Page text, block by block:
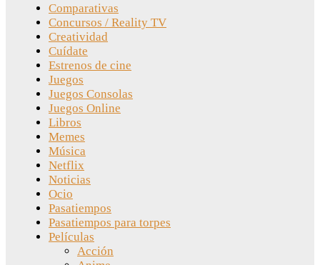
Comparativas
Concursos / Reality TV
Creatividad
Cuídate
Estrenos de cine
Juegos
Juegos Consolas
Juegos Online
Libros
Memes
Música
Netflix
Noticias
Ocio
Pasatiempos
Pasatiempos para torpes
Películas
Acción